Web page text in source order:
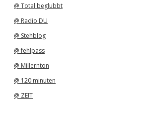
@ Total beglubbt
@ Radio DU
@ Stehblog
@ fehlpass
@ Millernton
@ 120 minuten
@ ZEIT